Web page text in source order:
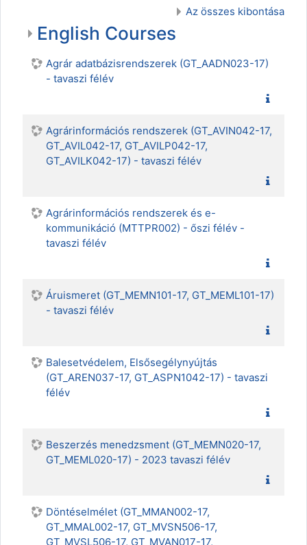
Az összes kibontása
English Courses
Agrár adatbázisrendszerek (GT_AADN023-17)
- tavaszi félév
Agrárinformációs rendszerek (GT_AVIN042-17,
GT_AVIL042-17, GT_AVILP042-17,
GT_AVILK042-17) - tavaszi félév
Agrárinformációs rendszerek és e-
kommunikáció (MTTPR002) - őszi félév -
tavaszi félév
Áruismeret (GT_MEMN101-17, GT_MEML101-17)
- tavaszi félév
Balesetvédelem, Elsősegélynyújtás
(GT_AREN037-17, GT_ASPN1042-17) - tavaszi
félév
Beszerzés menedzsment (GT_MEMN020-17,
GT_MEML020-17) - 2023 tavaszi félév
Döntéselmélet (GT_MMAN002-17,
GT_MMAL002-17, GT_MVSN506-17,
GT_MVSL506-17, GT_MVAN017-17,